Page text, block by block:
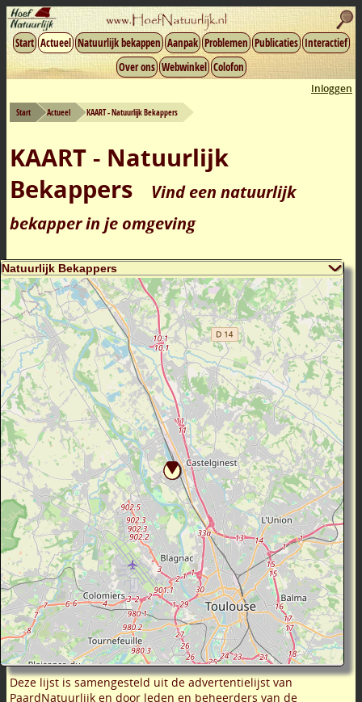
Start Actueel Natuurlijk bekappen Aanpak Problemen Publicaties Interactief
Over ons Webwinkel Colofon
Inloggen
Start Actueel KAART - Natuurlijk Bekappers
KAART - Natuurlijk
Bekappers
Vind een natuurlijk
bekapper in je omgeving
Deze lijst is samengesteld uit de advertentielijst van
PaardNatuurlijk en door leden en beheerders van de